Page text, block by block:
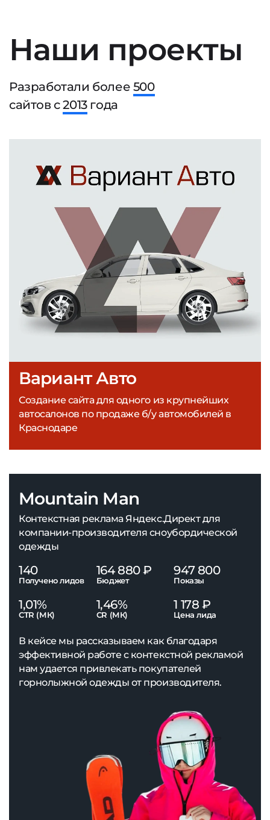
Наши проекты
Разработали более 500
сайтов с2013года
Вариант Авто
Создание сайта для одного из крупнейших
автосалонов по продаже б/у автомобилей в
Краснодаре
Mountain Man
Контекстная реклама Яндекс.Директ для
компании-производителя сноубордической
одежды
140
Получено лидов
164 880 ₽
Бюджет
947 800
Показы
1,01%
CTR (МК)
1,46%
CR (МК)
1 178 ₽
Цена лида
В кейсе мы рассказываем как благодаря
эффективной работе с контекстной рекламой
нам удается привлекать покупателей
горнолыжной одежды от производителя.